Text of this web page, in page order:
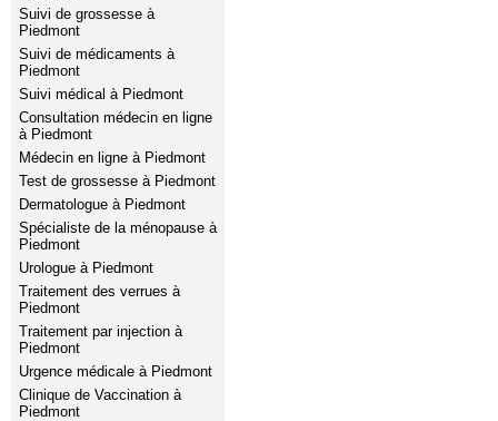
Suivi de grossesse à
Piedmont
Suivi de médicaments à
Piedmont
Suivi médical à Piedmont
Consultation médecin en ligne
à Piedmont
Médecin en ligne à Piedmont
Test de grossesse à Piedmont
Dermatologue à Piedmont
Spécialiste de la ménopause à
Piedmont
Urologue à Piedmont
Traitement des verrues à
Piedmont
Traitement par injection à
Piedmont
Urgence médicale à Piedmont
Clinique de Vaccination à
Piedmont